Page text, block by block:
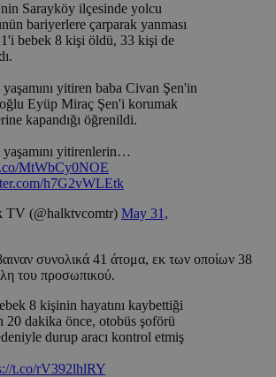
Sarayköy ilçesinde yolcu
bariyerlere çarparak yanması
bebek 8 kişi öldü, 33 kişi de
yitiren baba Civan Şen'in
Eyüp Miraç Şen'i korumak
kapandığı öğrenildi.
yaşamını yitirenlerin…
MtWbCy0NOE
h7G2vWLEtk
(@halktvcomtr) May 31,
συνολικά 41 άτομα, εκ των οποίων 38
του προσωπικού.
8 kişinin hayatını kaybettiği
20 dakika önce, otobüs şoförü
durup aracı kontrol etmiş
t.co/rV392lhlRY